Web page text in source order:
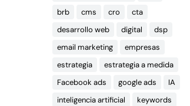
brb
cms cro
cta
desarrollo web
digital
dsp
email marketing
empresas
estrategia
estrategia a medida
Facebook ads
google ads
IA
inteligencia artificial
keywords